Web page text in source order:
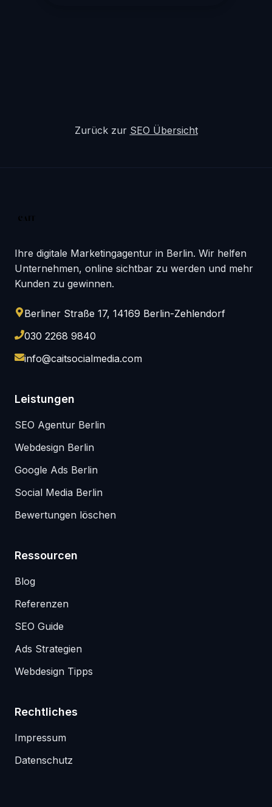
Zurück zur SEO Übersicht
Ihre digitale Marketingagentur in Berlin. Wir helfen
Unternehmen, online sichtbar zu werden und mehr
Kunden zu gewinnen.
Berliner Straße 17, 14169 Berlin-Zehlendorf
030 2268 9840
info@caitsocialmedia.com
Leistungen
SEO Agentur Berlin
Webdesign Berlin
Google Ads Berlin
Social Media Berlin
Bewertungen löschen
Ressourcen
Blog
Referenzen
SEO Guide
Ads Strategien
Webdesign Tipps
Rechtliches
Impressum
Datenschutz